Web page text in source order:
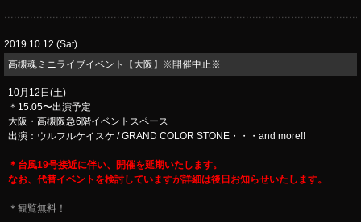
2019.10.12 (Sat)
​高槻魂ミニライブイベント【大阪】※開催中止※
10月12日(土)
＊15:05〜出演予定
大阪・高槻阪急6階イベントスペース
出演：ウルフルケイスケ / GRAND COLOR STONE・・・and more!!
＊台風19号接近に伴い、開催を延期いたします。
なお、代替イベントを検討していますが詳細は後日お知らせいたします。
＊観覧無料！